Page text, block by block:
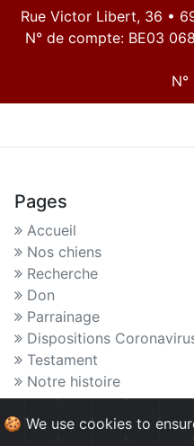
Rue Victor Libert, 36 •
N° de compte: BE03
Pages
Accueil
Nos chiens
Recherche
Don
Parrainage
Dispositions
Testament
Notre histoire
🍪 We use cookies to